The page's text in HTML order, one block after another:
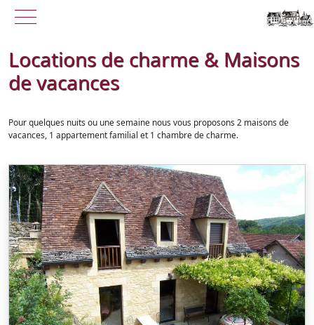
Aller au contenu principal
menu
Locations de charme & Maisons
de vacances
Pour quelques nuits ou une semaine nous vous proposons 2 maisons de
vacances, 1 appartement familial et 1 chambre de charme.